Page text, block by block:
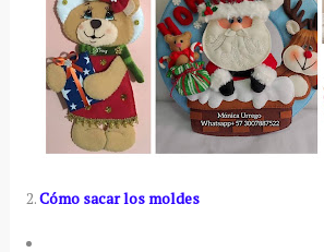
2.Cómo sacar los moldes